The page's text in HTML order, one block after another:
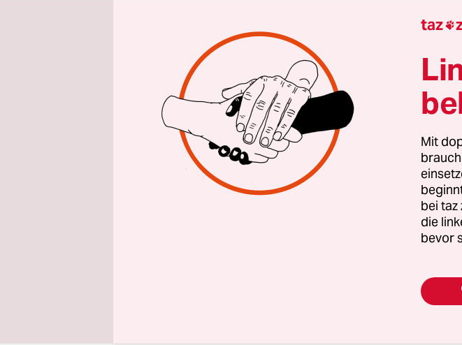
Geschäften und Cafés kann man
Vor den Banken stehen
Benzin sind gestiegen. Man
mehr. Auch die meisten
Grenze stecken. Sicherheitskräfte
der die Halbinsel im Süden der
Die öffentlichen Verkehrsmittel
dem Referendum sollen die
Flughafen landen nur noch
taz 
Mit
bei taz
die
bevor